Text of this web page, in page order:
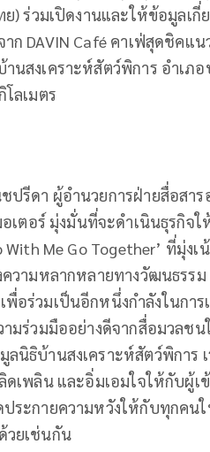
ย) ร่วมเปิดงานและให้ข้อมูล
ก DAVIN Café คาเฟ่สุดชิคแ
นสงเคราะห์สัตว์พิการ อำเภ
ลเมตร
ปรีดา ผู้อำนวยการฝ่ายสื่อสาร
อเตอร์ มุ่งมั่นที่จะดำเนินธุรกิจ
With Me Go Together’ ที่
ความหลากหลายทางวัฒนธรร
พื่อร่วมเป็นอีกหนึ่งกำลังในกา
ามร่วมมืออย่างดีจากสื่อมวล
นิธิบ้านสงเคราะห์สัตว์พิการ
ดเพลิน และอิ่มเอมใจให้กับผู้
ประกายความหวังให้กับทุกค
วยเช่นกัน